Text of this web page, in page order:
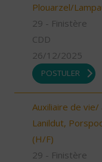
Plouarzel/
29 - Finistère
CDD
26/12/2025
POSTULER
Auxiliaire de vie/
Lanildut,
(H/F)
29 - Finistère